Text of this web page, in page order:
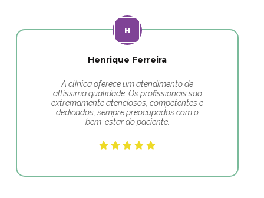
Henrique Ferreira
A clínica oferece um atendimento de
altíssima qualidade. Os profissionais são
extremamente atenciosos, competentes e
dedicados, sempre preocupados com o
bem-estar do paciente.